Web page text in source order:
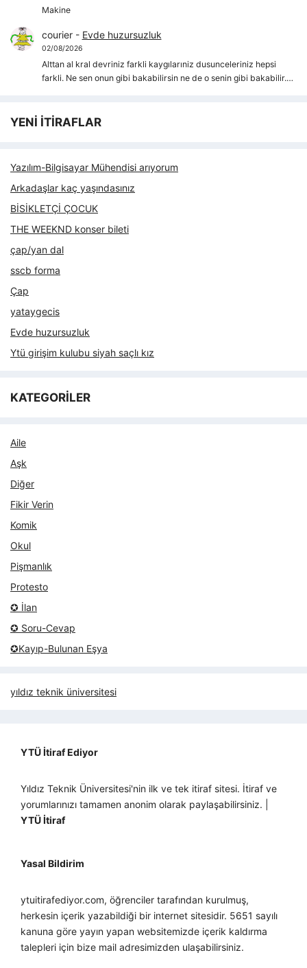
Makine
courier- Evde huzursuzluk
02/08/2026
Alttan al kral devriniz farkli kaygılarıniz dusunceleriniz hepsi
farkli. Ne sen onun gibi bakabilirsin ne de o senin gibi bakabilir.…
YENİ İTİRAFLAR
Yazılım-Bilgisayar Mühendisi arıyorum
Arkadaşlar kaç yaşındasınız
BİSİKLETÇİ ÇOCUK
THE WEEKND konser bileti
çap/yan dal
sscb forma
Çap
yataygecis
Evde huzursuzluk
Ytü girişim kulubu siyah saçlı kız
KATEGORİLER
Aile
Aşk
Diğer
Fikir Verin
Komik
Okul
Pişmanlık
Protesto
✪ İlan
✪ Soru-Cevap
✪Kayıp-Bulunan Eşya
yıldız teknik üniversitesi
YTÜ İtiraf Ediyor
Yıldız Teknik Üniversitesi'nin ilk ve tek itiraf sitesi. İtiraf ve
yorumlarınızı tamamen anonim olarak paylaşabilirsiniz. |
YTÜ İtiraf
Yasal Bildirim
ytuitirafediyor.com, öğrenciler tarafından kurulmuş,
herkesin içerik yazabildiği bir internet sitesidir. 5651 sayılı
kanuna göre yayın yapan websitemizde içerik kaldırma
talepleri için bize mail adresimizden ulaşabilirsiniz.